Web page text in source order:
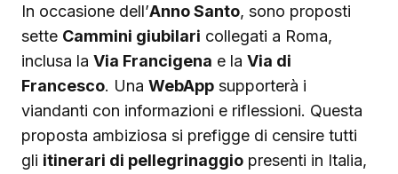
In occasione dell’Anno Santo, sono proposti
sette Cammini giubilari collegati a Roma,
inclusa la Via Francigena e la Via di
Francesco. Una WebApp supporterà i
viandanti con informazioni e riflessioni. Questa
proposta ambiziosa si prefigge di censire tutti
gli itinerari di pellegrinaggio presenti in Italia,